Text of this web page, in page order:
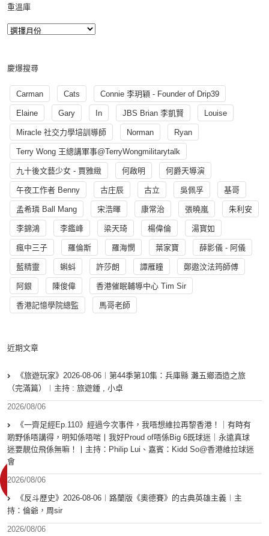
重溫庫
慶爆搜尋
Carman Cats Connie 李玥穎 - Founder of Drip39
Elaine Gary In JBS Brian 李凱賢 Louise
Miracle 社交力學培訓導師 Norman Ryan
Terry Wong 王總講軍事@TerryWongmilitarytalk
九十後文藝少女 - 賈雅緻 何啟明 何爵天導演
午夜工作者 Benny 古庄辰 古立 吳佩孚 基哥
孟希璘 Ball Mang 宋浩暉 康常治 張曉嵐 朱利安
李錦鴻 李鑑峰 梁天琦 楊偉倫 湯寳如
瘋中三子 羅倫斯 羅海憫 葉家寶 薛影儀 - 阿儀
藍精靈 蝌蚪 許莎朗 譚雁瞳 鄭遨汶法筠師傅
阿銀 陳俊偉 香港催眠輔導中心 Tim Sir
香港記憶學院總監 馬哥老師
近期文章
《旅遊玩家》2026-08-06︱第44季第10集：兵庫縣 灘五鄉酒造之旅
（完滿篇）︱主持 : 旅遊鍾 , 小卓
2026/08/06
《一齊足經Ep.110》經過今次事件，我唔想維拉再黎香港！｜有時有
啲野係唔講得，明知係唔啱丨我好Proud of唔係Big 6既球迷｜永遠真球
迷要靚位飛係無嘛！丨主持：Philip Lui、嘉賓：Kidd So@香港維拉球迷
會
2026/08/06
《反斗歷史》2026-08-06︱路蘭版《奧德賽》的古典英雄主義︱主
持：倫爺，周sir
2026/08/06